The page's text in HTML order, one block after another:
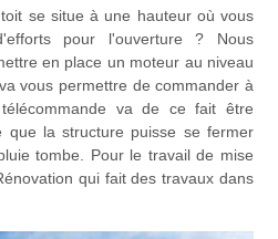
se situe à une hauteur où vous
pour l'ouverture ? Nous
en place un moteur au niveau
vous permettre de commander à
va de ce fait être
que la structure puisse se fermer
tombe. Pour le travail de mise
qui fait des travaux dans